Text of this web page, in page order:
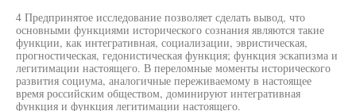
4 Предпринятое исследование позволяет сделать вывод, что
основными функциями исторического сознания являются такие
функции, как интегративная, социализации, эвристическая,
прогностическая, гедонистическая функция; функция эскапизма и
легитимации настоящего. В переломные моменты исторического
развития социума, аналогичные переживаемому в настоящее
время российским обществом, доминируют интегративная
функция и функция легитимации настоящего.